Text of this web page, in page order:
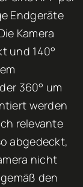
Endgeräte
Kamera
und 140°
360° um
werden
relevante
abgedeckt,
nicht
den